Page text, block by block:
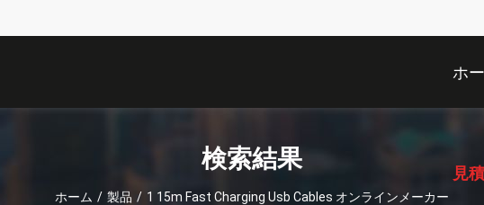
ホ
見
検索結果
ホーム / 製品 / 1 15m Fast Charging Usb Cables オンラインメーカー